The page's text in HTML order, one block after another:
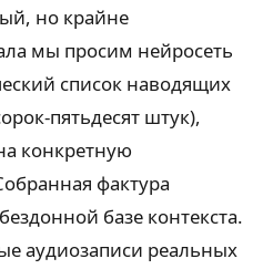
но крайне
мы просим нейросеть
список наводящих
пятьдесят штук),
конкретную
фактура
базе контекста.
аудиозаписи реальных